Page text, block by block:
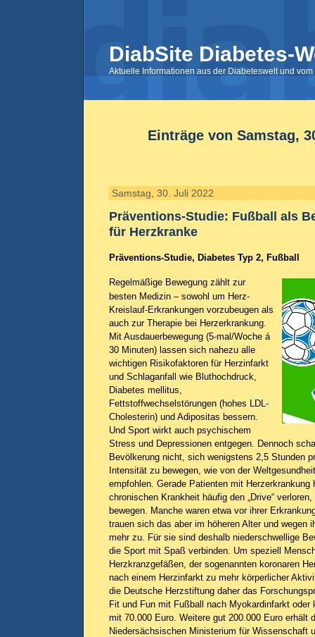
DiabSite Diabetes-
Aktuelle Informationen aus der Diabeteswelt und
Einträge von Samstag,
Samstag, 30. Juli 2022
Präventions-Studie: Fußball als
für Herzkranke
Präventions-Studie, Diabetes Typ 2, Fußball
Regelmäßige Bewegung zählt zur
besten Medizin – sowohl um Herz-
Kreislauf-Erkrankungen vorzubeugen als
auch zur Therapie bei Herzerkrankung.
Mit Ausdauerbewegung (5-mal/Woche á
30 Minuten) lassen sich nahezu alle
wichtigen Risikofaktoren für Herzinfarkt
und Schlaganfall wie Bluthochdruck,
Diabetes mellitus,
Fettstoffwechselstörungen (hohes LDL-
Cholesterin) und Adipositas bessern.
Und Sport wirkt auch psychischem
Stress und Depressionen entgegen. Dennoch
Bevölkerung nicht, sich wenigstens 2,5 Stunden
Intensität zu bewegen, wie von der
empfohlen. Gerade Patienten mit Herzerkrankung
chronischen Krankheit häufig den „Drive“
bewegen. Manche waren etwa vor ihrer
trauen sich das aber im höheren Alter und wegen
mehr zu. Für sie sind deshalb niederschwellige
die Sport mit Spaß verbinden. Um speziell
Herzkranzgefäßen, der sogenannten koronaren
nach einem Herzinfarkt zu mehr körperlicher
die Deutsche Herzstiftung daher das
Fit und Fun mit Fußball nach Myokardinfarkt oder
mit 70.000 Euro. Weitere gut 200.000 Euro erhält
Niedersächsischen Ministerium für Wissenschaft